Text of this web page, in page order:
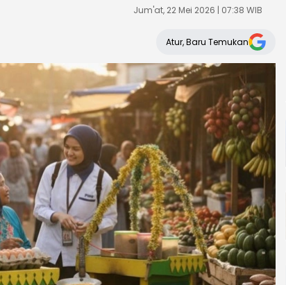
Jum'at, 22 Mei 2026 | 07:38 WIB
Atur, Baru Temukan